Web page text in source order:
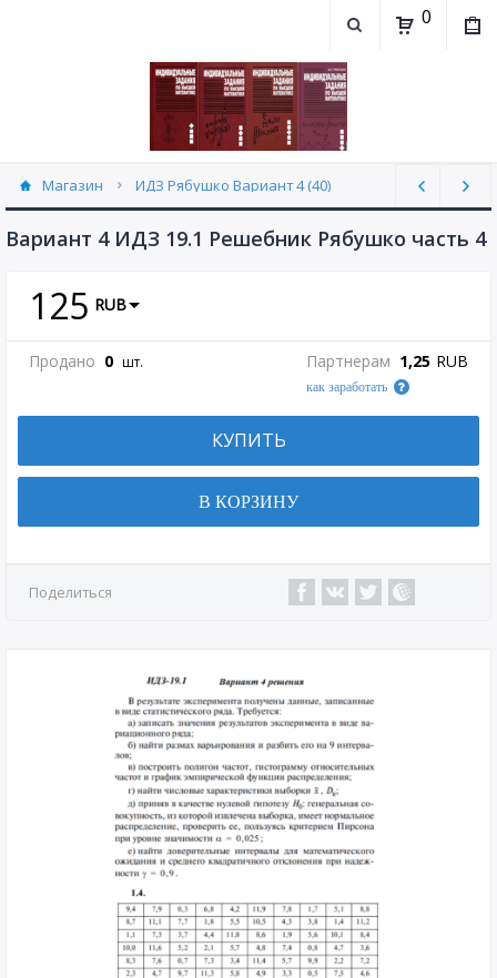
0
Магазин ИДЗ Рябушко Вариант 4 (40)
Вариант 4 ИДЗ 19.1 Решебник Рябушко часть 4
125 RUB
Продано 0 шт. Партнерам 1,25 RUB
как заработать
КУПИТЬ
В КОРЗИНУ
Поделиться